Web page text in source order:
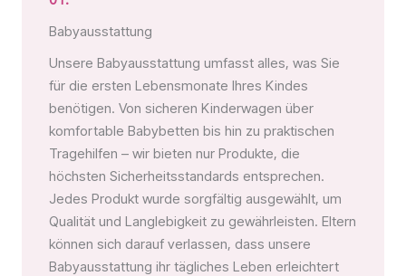
Babyausstattung
Unsere Babyausstattung umfasst alles, was Sie
für die ersten Lebensmonate Ihres Kindes
benötigen. Von sicheren Kinderwagen über
komfortable Babybetten bis hin zu praktischen
Tragehilfen – wir bieten nur Produkte, die
höchsten Sicherheitsstandards entsprechen.
Jedes Produkt wurde sorgfältig ausgewählt, um
Qualität und Langlebigkeit zu gewährleisten. Eltern
können sich darauf verlassen, dass unsere
Babyausstattung ihr tägliches Leben erleichtert